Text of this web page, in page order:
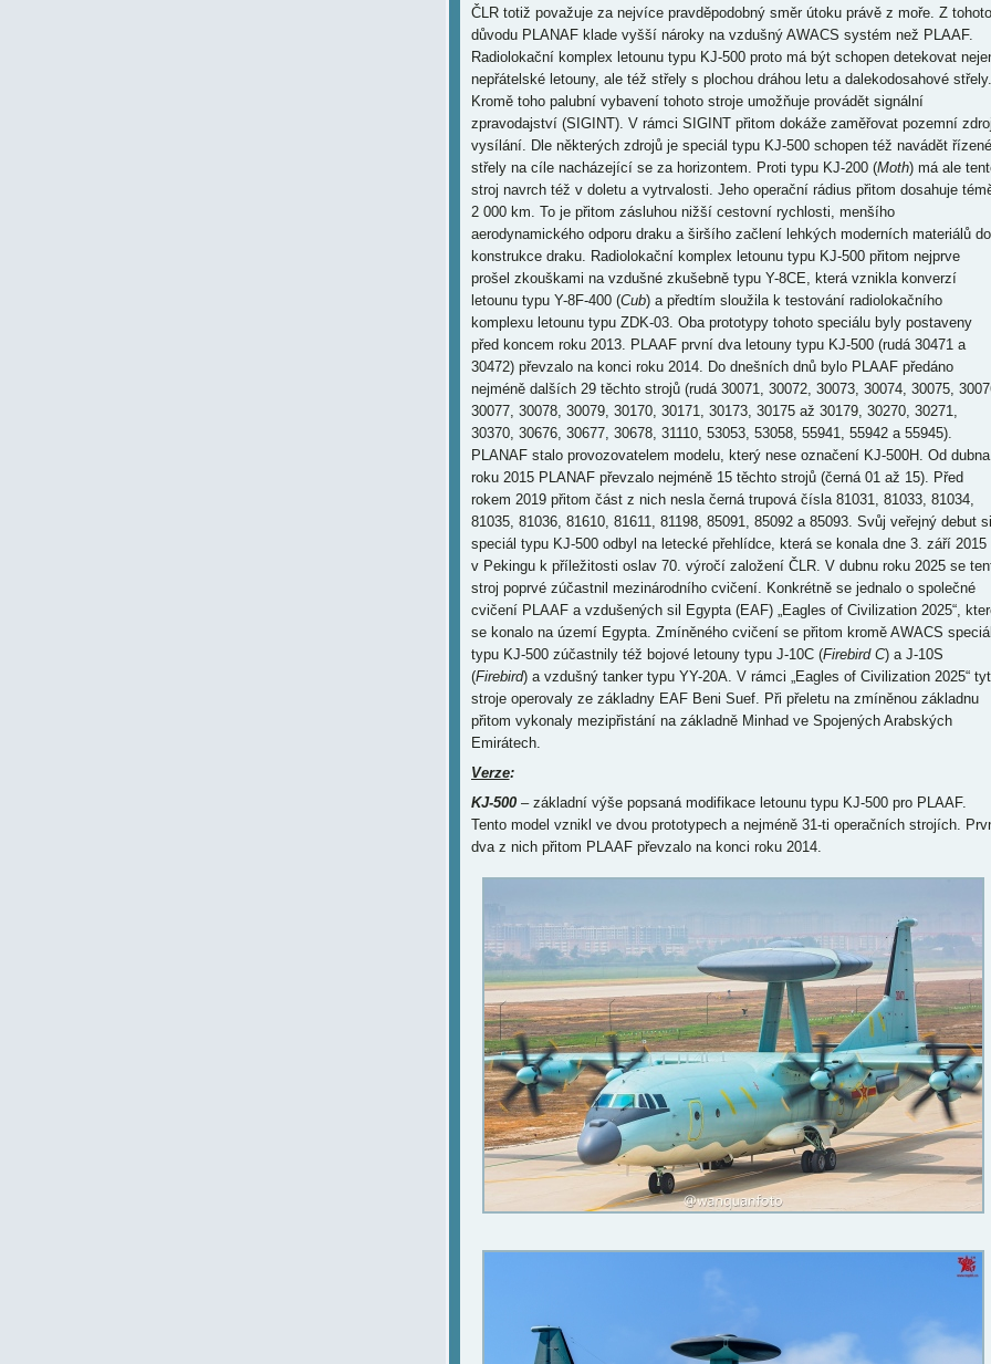
ČLR totiž považuje za nejvíce pravděpodobný směr útoku právě z moře. Z tohoto
důvodu PLANAF klade vyšší nároky na vzdušný AWACS systém než PLAAF.
Radiolokační komplex letounu typu KJ-500 proto má být schopen detekovat
nepřátelské letouny, ale též střely s plochou dráhou letu a dalekodosahové střely.
Kromě toho palubní vybavení tohoto stroje umožňuje provádět signální
zpravodajství (SIGINT). V rámci SIGINT přitom dokáže zaměřovat pozemní
vysílání. Dle některých zdrojů je speciál typu KJ-500 schopen též navádět řízené
střely na cíle nacházející se za horizontem. Proti typu KJ-200 (Moth) má ale
stroj navrch též v doletu a vytrvalosti. Jeho operační rádius přitom dosahuje
2 000 km. To je přitom zásluhou nižší cestovní rychlosti, menšího
aerodynamického odporu draku a širšího začlení lehkých moderních materiálů do
konstrukce draku. Radiolokační komplex letounu typu KJ-500 přitom nejprve
prošel zkouškami na vzdušné zkušebně typu Y-8CE, která vznikla konverzí
letounu typu Y-8F-400 (Cub) a předtím sloužila k testování radiolokačního
komplexu letounu typu ZDK-03. Oba prototypy tohoto speciálu byly postaveny
před koncem roku 2013. PLAAF první dva letouny typu KJ-500 (rudá 30471 a
30472) převzalo na konci roku 2014. Do dnešních dnů bylo PLAAF předáno
nejméně dalších 29 těchto strojů (rudá 30071, 30072, 30073, 30074, 30075,
30077, 30078, 30079, 30170, 30171, 30173, 30175 až 30179, 30270, 30271,
30370, 30676, 30677, 30678, 31110, 53053, 53058, 55941, 55942 a 55945).
PLANAF stalo provozovatelem modelu, který nese označení KJ-500H. Od dubna
roku 2015 PLANAF převzalo nejméně 15 těchto strojů (černá 01 až 15). Před
rokem 2019 přitom část z nich nesla černá trupová čísla 81031, 81033, 81034,
81035, 81036, 81610, 81611, 81198, 85091, 85092 a 85093. Svůj veřejný debut si
speciál typu KJ-500 odbyl na letecké přehlídce, která se konala dne 3. září 2015
v Pekingu k příležitosti oslav 70. výročí založení ČLR. V dubnu roku 2025 se
stroj poprvé zúčastnil mezinárodního cvičení. Konkrétně se jednalo o společné
cvičení PLAAF a vzdušených sil Egypta (EAF) „Eagles of Civilization 2025“,
se konalo na území Egypta. Zmíněného cvičení se přitom kromě AWACS
typu KJ-500 zúčastnily též bojové letouny typu J-10C (Firebird C) a J-10S
(Firebird) a vzdušný tanker typu YY-20A. V rámci „Eagles of Civilization 2025“
stroje operovaly ze základny EAF Beni Suef. Při přeletu na zmíněnou základnu
přitom vykonaly mezipřistání na základně Minhad ve Spojených Arabských
Emirátech.
Verze:
KJ-500 – základní výše popsaná modifikace letounu typu KJ-500 pro PLAAF.
Tento model vznikl ve dvou prototypech a nejméně 31-ti operačních strojích.
dva z nich přitom PLAAF převzalo na konci roku 2014.